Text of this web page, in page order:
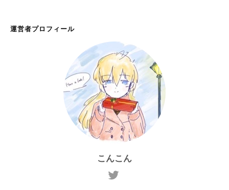
運営者プロフィール
こんこん